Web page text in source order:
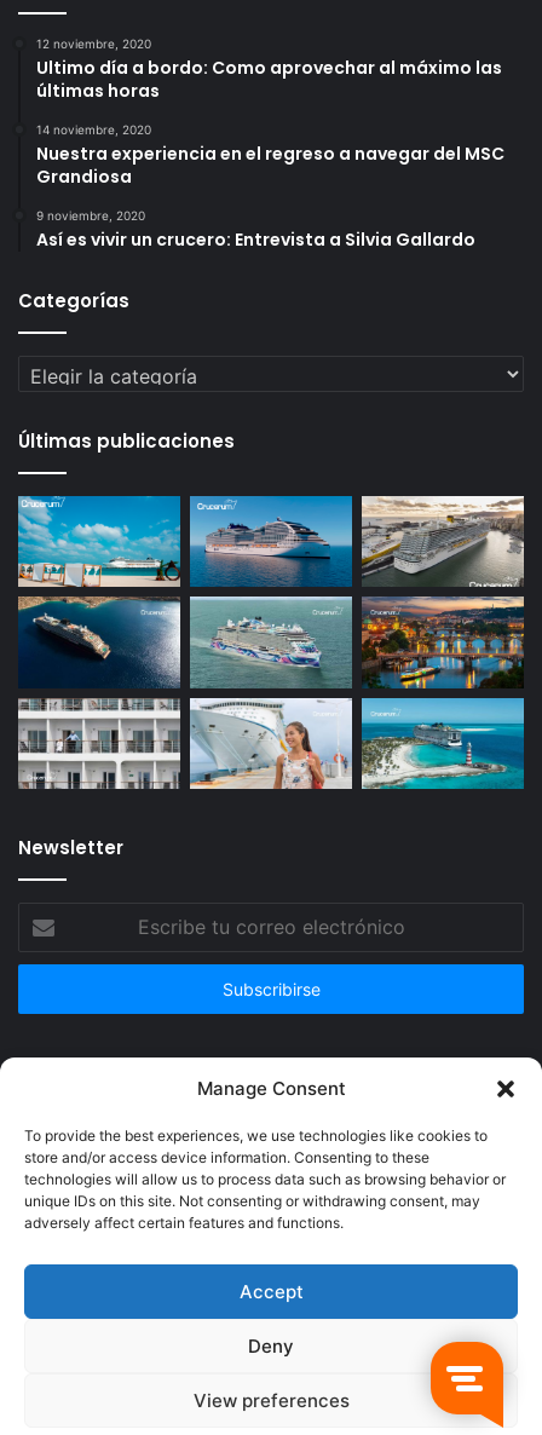
Manage Consent
To provide the best experiences, we use technologies like cookies to
store and/or access device information. Consenting to these
technologies will allow us to process data such as browsing behavior or
unique IDs on this site. Not consenting or withdrawing consent, may
adversely affect certain features and functions.
Accept
Deny
View preferences
12 noviembre, 2020
Ultimo día a bordo: Como aprovechar al máximo las
últimas horas
14 noviembre, 2020
Nuestra experiencia en el regreso a navegar del MSC
Grandiosa
9 noviembre, 2020
Así es vivir un crucero: Entrevista a Silvia Gallardo
Categorías
Categorías
Últimas publicaciones
Newsletter
correo
© Copyright 2026, Todos los derechos reservados @Crucerum |
Facebook
TwitterYouTubeInstagram